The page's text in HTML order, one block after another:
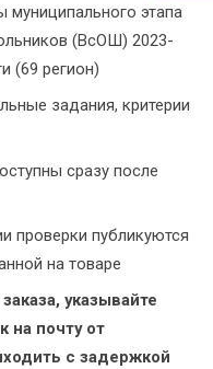
этапа
(ВсОШ) 2023-
(69 регион)
задания, критерии
сразу после
проверки публикуются
на товаре
указывайте
на почту от
с задержкой